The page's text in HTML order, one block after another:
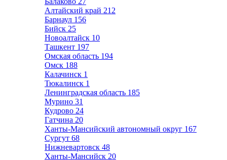
Алтайский край 212
Барнаул 156
Бийск 25
Новоалтайск 10
Ташкент 197
Омская область 194
Омск 188
Калачинск 1
Тюкалинск 1
Ленинградская область 185
Мурино 31
Кудрово 24
Гатчина 20
Ханты-Мансийский автономный округ 167
Сургут 68
Нижневартовск 48
Ханты-Мансийск 20